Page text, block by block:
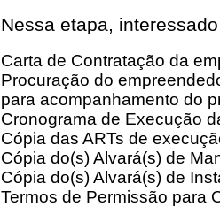
Nessa etapa,
Carta de Contratação da
Procuração do
para acompanhamento do
Cronograma de Execução
Cópia das ARTs de
Cópia do(s) Alvará(s) de
Cópia do(s) Alvará(s) de
Termos de Permissão para